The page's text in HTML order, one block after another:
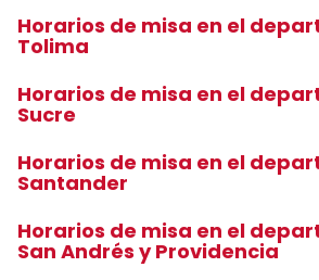
Horarios de misa en el
Tolima
Horarios de misa en el
Sucre
Horarios de misa en el
Santander
Horarios de misa en el
San Andrés y Providencia